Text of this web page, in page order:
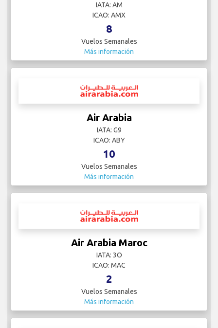
IATA: AM
ICAO: AMX
8
Vuelos Semanales
Más información
Air Arabia
IATA: G9
ICAO: ABY
10
Vuelos Semanales
Más información
Air Arabia Maroc
IATA: 3O
ICAO: MAC
2
Vuelos Semanales
Más información